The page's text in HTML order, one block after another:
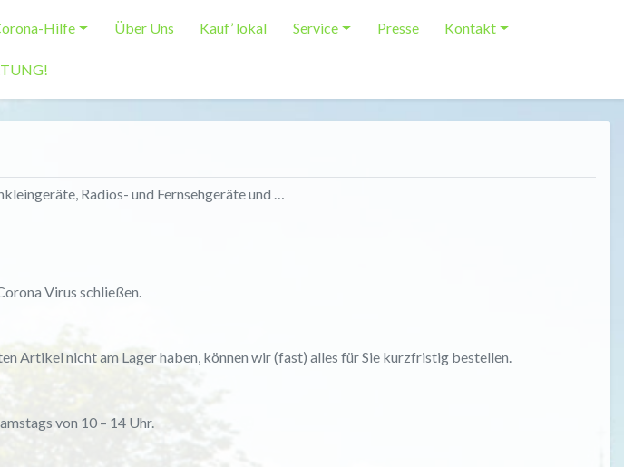
Hilfe Über Uns Kauf’ lokal Service Presse Kontakt
Radios- und Fernsehgeräte und …
Virus schließen.
Artikel nicht am Lager haben, können wir (fast) alles für Sie kurzfristig bestellen.
von 10 – 14 Uhr.